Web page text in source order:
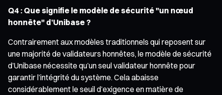
Q4 : Que signifie le modèle de sécurité "un nœud
honnête" d’Unibase ?
Contrairement aux modèles traditionnels qui reposent sur
une majorité de validateurs honnêtes, le modèle de sécurité
d’Unibase nécessite qu’un seul validateur honnête pour
garantir l’intégrité du système. Cela abaisse
considérablement le seuil d’exigence en matière de